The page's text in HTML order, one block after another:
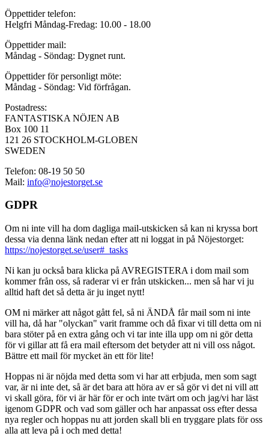
Öppettider telefon:
Helgfri Måndag-Fredag: 10.00 - 18.00
Öppettider mail:
Måndag - Söndag: Dygnet runt.
Öppettider för personligt möte:
Måndag - Söndag: Vid förfrågan.
Postadress:
FANTASTISKA NÖJEN AB
Box 100 11
121 26 STOCKHOLM-GLOBEN
SWEDEN
Telefon: 08-19 50 50
Mail: info@nojestorget.se
GDPR
Om ni inte vill ha dom dagliga mail-utskicken så kan ni kryssa bort
dessa via denna länk nedan efter att ni loggat in på Nöjestorget:
https://nojestorget.se/user#_tasks
Ni kan ju också bara klicka på AVREGISTERA i dom mail som
kommer från oss, så raderar vi er från utskicken... men så har vi ju
alltid haft det så detta är ju inget nytt!
OM ni märker att något gått fel, så ni ÄNDÅ får mail som ni inte
vill ha, då har "olyckan" varit framme och då fixar vi till detta om ni
bara stöter på en extra gång och vi tar inte illa upp om ni gör detta
för vi gillar att få era mail eftersom det betyder att ni vill oss något.
Bättre ett mail för mycket än ett för lite!
Hoppas ni är nöjda med detta som vi har att erbjuda, men som sagt
var, är ni inte det, så är det bara att höra av er så gör vi det ni vill att
vi skall göra, för vi är här för er och inte tvärt om och jag/vi har läst
igenom GDPR och vad som gäller och har anpassat oss efter dessa
nya regler och hoppas nu att jorden skall bli en tryggare plats för oss
alla att leva på i och med detta!